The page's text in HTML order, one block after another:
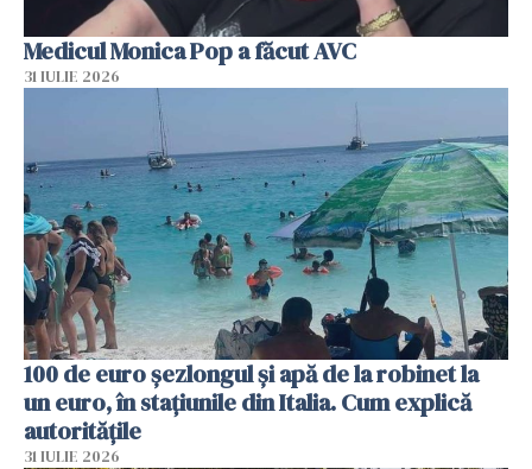
Medicul Monica Pop a făcut AVC
31 IULIE 2026
100 de euro șezlongul și apă de la robinet la
un euro, în stațiunile din Italia. Cum explică
autoritățile
31 IULIE 2026